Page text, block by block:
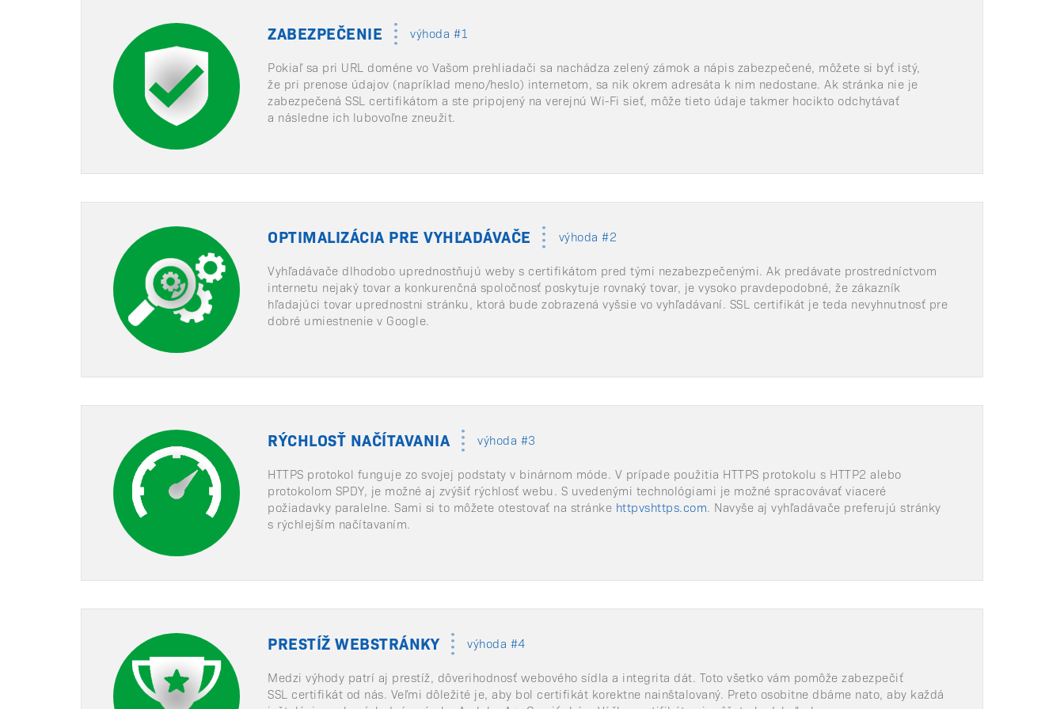
ZABEZPEČENIE výhoda #1
Pokiaľ sa pri URL doméne vo Vašom prehliadači sa nachádza zelený zámok a nápis zabezpečené, môžete si byť istý,
že pri prenose údajov (napríklad meno/heslo) internetom, sa nik okrem adresáta k nim nedostane. Ak stránka nie je
zabezpečená SSL certifikátom a ste pripojený na verejnú Wi-Fi sieť, môže tieto údaje takmer hocikto odchytávať
a následne ich lubovoľne zneužit.
OPTIMALIZÁCIA PRE VYHĽADÁVAČE výhoda #2
Vyhľadávače dlhodobo uprednostňujú weby s certifikátom pred tými nezabezpečenými. Ak predávate prostredníctvom
internetu nejaký tovar a konkurenčná spoločnosť poskytuje rovnaký tovar, je vysoko pravdepodobné, že zákazník
hľadajúci tovar uprednostni stránku, ktorá bude zobrazená vyšsie vo vyhľadávaní. SSL certifikát je teda nevyhnutnosť pre
dobré umiestnenie v Google.
RÝCHLOSŤ NAČÍTAVANIA výhoda #3
HTTPS protokol funguje zo svojej podstaty v binárnom móde. V prípade použitia HTTPS protokolu s HTTP2 alebo
protokolom SPDY, je možné aj zvýšiť rýchlosť webu. S uvedenými technológiami je možné spracovávať viaceré
požiadavky paralelne. Sami si to môžete otestovať na stránke httpvshttps.com. Navyše aj vyhľadávače preferujú stránky
s rýchlejším načítavaním.
PRESTÍŽ WEBSTRÁNKY výhoda #4
Medzi výhody patrí aj prestíž, dôverihodnosť webového sídla a integrita dát. Toto všetko vám pomôže zabezpečiť
SSL certifikát od nás. Veľmi dôležité je, aby bol certifikát korektne nainštalovaný. Preto osobitne dbáme nato, aby každá